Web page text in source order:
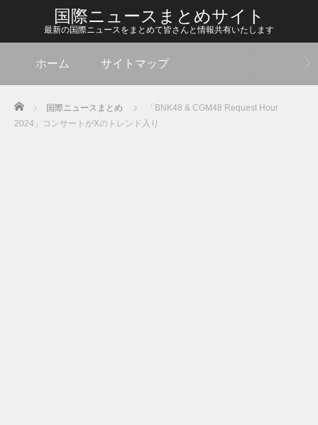
国際ニュースまとめサイト
最新の国際ニュースをまとめて皆さんと情報共有いたします
ホーム サイトマップ
Home 国際ニュースまとめ
「BNK48 & CGM48 Request Hour
2024」コンサートがXのトレンド入り